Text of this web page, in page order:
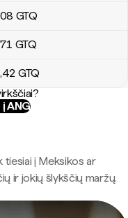
GTQ
GTQ
,42 GTQ
ANG
tiesiai į Meksikos ar
ir jokių šlykščių maržų.